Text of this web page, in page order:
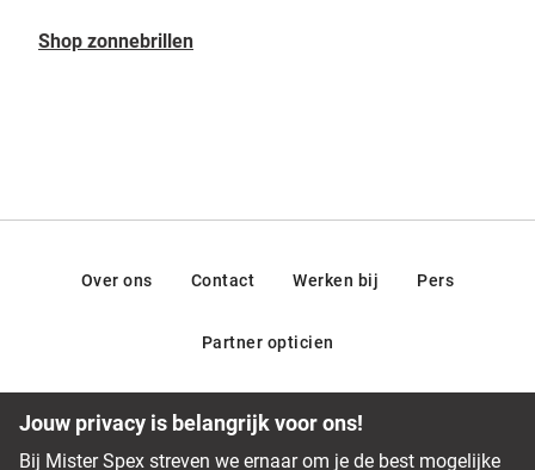
Shop zonnebrillen
Over ons Contact Werken bij Pers
Partner opticien
Ons team van opticiens staat graag voor je klaar